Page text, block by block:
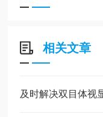
相关文章